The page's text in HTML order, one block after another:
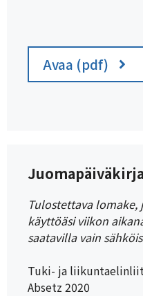
Avaa (pdf)
Juomapäiväkirja
Tulostettava lomake,
käyttöäsi viikon
saatavilla vain
Tuki- ja
Absetz 2020